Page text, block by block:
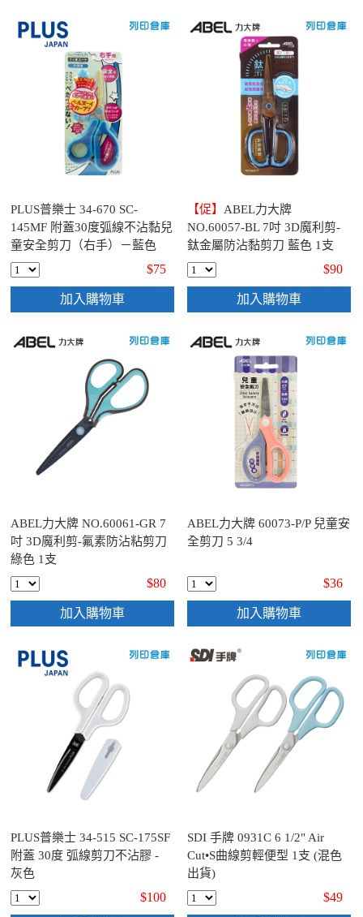
PLUS普樂士 34-670 SC-
145MF 附蓋30度弧線不沾黏兒
童安全剪刀（右手）－藍色
$75
加入購物車
【促】 ABEL力大牌
NO.60057-BL 7吋 3D魔利剪-
鈦金屬防沾黏剪刀 藍色 1支
$90
加入購物車
ABEL力大牌 NO.60061-GR 7
吋 3D魔利剪-氟素防沾粘剪刀
綠色 1支
$80
加入購物車
ABEL力大牌 60073-P/P 兒童安
全剪刀 5 3/4
$36
加入購物車
PLUS普樂士 34-515 SC-175SF
附蓋 30度 弧線剪刀不沾膠 -
灰色
$100
SDI 手牌 0931C 6 1/2" Air
Cut•S曲線剪輕便型 1支 (混色
出貨)
$49